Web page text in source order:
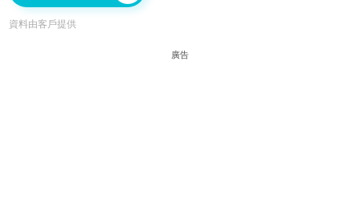
資料由客戶提供
廣告